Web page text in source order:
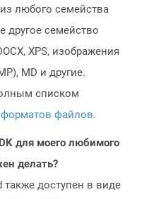
любого семейства
другое семейство
XPS, изображения
MD и другие.
списком
файлов.
для моего любимого
делать?
также доступен в виде